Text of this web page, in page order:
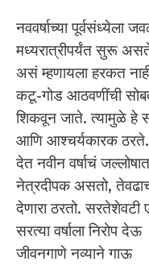
नववर्षाच्या पूर्वसंध्येला
मध्यरात्रीपर्यंत सुरू
असं म्हणायला हरकत
कटू-गोड आठवणींची
शिकवून जाते. त्यामुळे हे
आणि आश्चर्यकारक ठरते.
देत नवीन वर्षाचं
नेत्रदीपक असतो,
देणारा ठरतो. सरतेशेवटी
सरत्या वर्षाला निरोप देऊ
जीवनगाणे नव्याने गाऊ